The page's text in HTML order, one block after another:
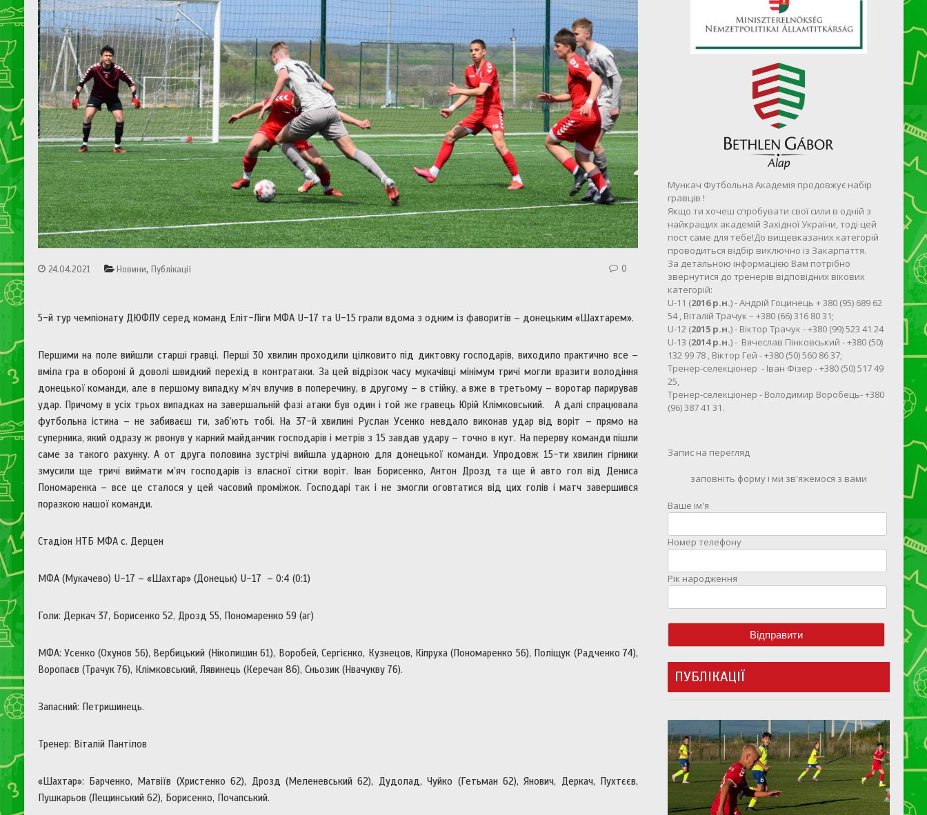
24.04.2021 Новини, Публікації 0
5-й тур чемпіонату ДЮФЛУ серед команд Еліт-Ліги МФА U-17 та U-15 грали вдома з одним із фаворитів – донецьким «Шахтарем».
Першими на поле вийшли старші гравці. Перші 30 хвилин проходили цілковито під диктовку господарів, виходило практично все –
вміла гра в обороні й доволі швидкий перехід в контратаки. За цей відрізок часу мукачівці мінімум тричі могли вразити володіння
донецької команди, але в першому випадку м’яч влучив в поперечину, в другому – в стійку, а вже в третьому – воротар парирував
удар. Причому в усіх трьох випадках на завершальній фазі атаки був один і той же гравець Юрій Клімковський. А далі спрацювала
футбольна істина – не забиваєш ти, заб’ють тобі. На 37-й хвилині Руслан Усенко невдало виконав удар від воріт – прямо на
суперника, який одразу ж рвонув у карний майданчик господарів і метрів з 15 завдав удару – точно в кут. На перерву команди пішли
саме за такого рахунку. А от друга половина зустрічі вийшла ударною для донецької команди. Упродовж 15-ти хвилин гірники
змусили ще тричі виймати м’яч господарів із власної сітки воріт. Іван Борисенко, Антон Дрозд та ще й авто гол від Дениса
Пономаренка – все це сталося у цей часовий проміжок. Господарі так і не змогли оговтатися від цих голів і матч завершився
поразкою нашої команди.
Стадіон НТБ МФА с. Дерцен
МФА (Мукачево) U-17 – «Шахтар» (Донецьк) U-17 – 0:4 (0:1)
Голи: Деркач 37, Борисенко 52, Дрозд 55, Пономаренко 59 (аг)
МФА: Усенко (Охунов 56), Вербицький (Ніколишин 61), Воробей, Сергієнко, Кузнецов, Кіпруха (Пономаренко 56), Поліщук (Радченко 74),
Воропаєв (Трачук 76), Клімковський, Лявинець (Керечан 86), Сньозик (Нвачукву 76).
Запасний: Петришинець.
Тренер: Віталій Пантілов
«Шахтар»: Барченко, Матвіїв (Христенко 62), Дрозд (Меленевський 62), Дудолад, Чуйко (Гетьман 62), Янович, Деркач, Пухтєєв,
Пушкарьов (Лещинський 62), Борисенко, Почапський.
Мункач Футбольна Академія продовжує набір
гравців !
Якщо ти хочеш спробувати свої сили в одній з
найкращих академій Західної України, тоді цей
пост саме для тебе!До вищевказаних категорій
проводиться відбір виключно із Закарпаття.
За детальною інформацією Вам потрібно
звернутися до тренерів відповідних вікових
категорій:
U-11 (2016 р.н.) - Андрій Гоцинець + 380 (95) 689 62
54 , Віталій Трачук – +380 (66) 316 80 31;
U-12 (2015 р.н.) - Віктор Трачук - +380 (99) 523 41 24
U-13 (2014 р.н.) - Вячеслав Пінковський - +380 (50)
132 99 78 , Віктор Гей - +380 (50) 560 86 37;
Тренер-селекціонер - Іван Фізер - +380 (50) 517 49
25,
Тренер-селекціонер - Володимир Воробець- +380
(96) 387 41 31.
Запис на перегляд
заповніть форму і ми зв'яжемося з вами
Ваше ім'я
Номер телефону
Рік народження
ПУБЛІКАЦІЇ